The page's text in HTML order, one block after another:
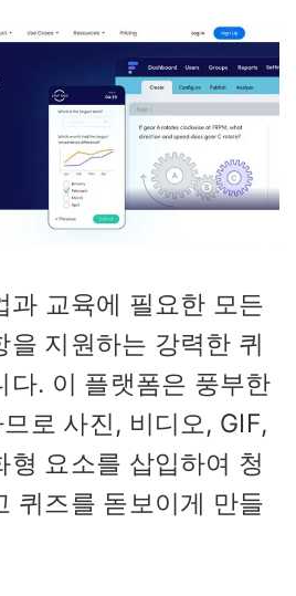
과 교육에 필요한 모든
을 지원하는 강력한 퀴
다. 이 플랫폼은 풍부한
로 사진, 비디오, GIF,
형 요소를 삽입하여 청
퀴즈를 돋보이게 만들